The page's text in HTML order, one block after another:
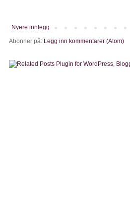
Nyere innlegg
Abonner på: Legg inn kommentarer (Atom)